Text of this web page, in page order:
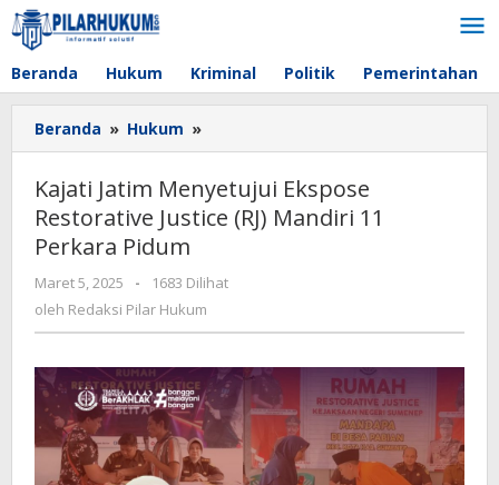
Lewati
ke
konten
Beranda Hukum Kriminal Politik Pemerintahan
Beranda » Hukum »
Jatim
Ekspose
Restorative
Mandiri
11
Perkara
Pidum
Kajati Jatim Menyetujui Ekspose
Restorative Justice (RJ) Mandiri 11
Perkara Pidum
Maret 5, 2025
oleh
Redaksi
-
1683 Dilihat
oleh Redaksi Pilar Hukum